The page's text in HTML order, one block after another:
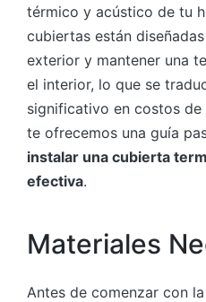
térmico y acústico de tu
cubiertas están
exterior y mantener una
el interior, lo que se
significativo en costos de
te ofrecemos una guía
instalar una cubierta
efectiva.
Materiales
Antes de comenzar con